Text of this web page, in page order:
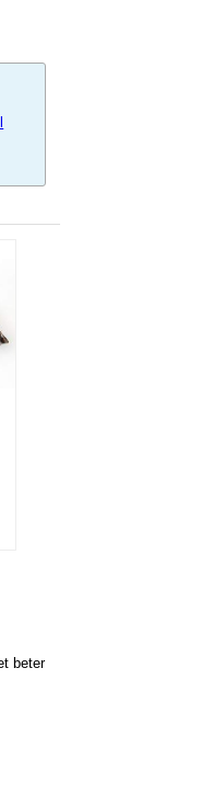
beter